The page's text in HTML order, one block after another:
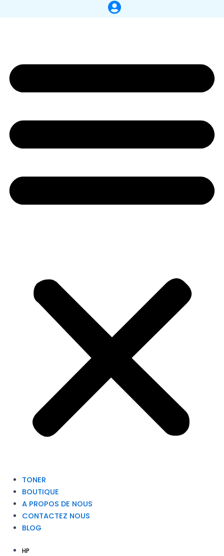
TONER
BOUTIQUE
A PROPOS DE NOUS
CONTACTEZ NOUS
BLOG
HP